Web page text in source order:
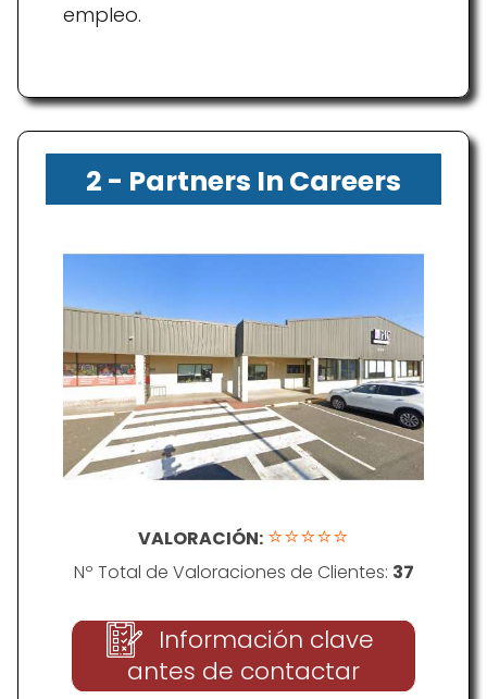
empleo.
2 - Partners In Careers
VALORACIÓN: ⭐⭐⭐⭐⭐
Nº Total de Valoraciones de Clientes: 37
Información clave
antes de contactar